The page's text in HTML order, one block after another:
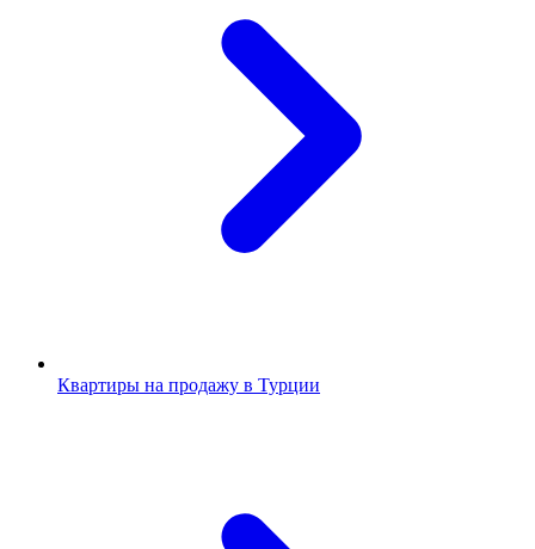
Квартиры на продажу в Турции